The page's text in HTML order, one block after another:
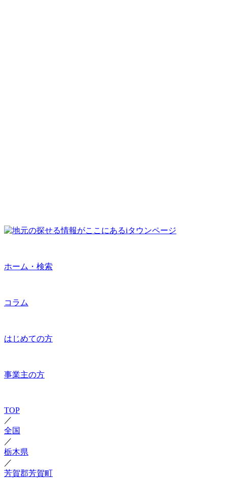
ホーム・検索
コラム
はじめての方
事業主の方
TOP
／
全国
／
栃木県
／
芳賀郡芳賀町